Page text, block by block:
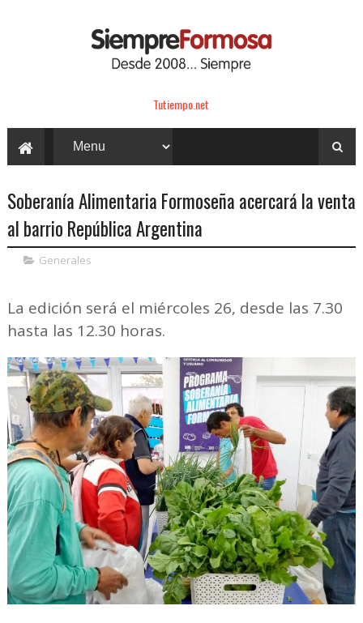
Tutiempo.net
Soberanía Alimentaria Formoseña acercará la venta
al barrio República Argentina
Generales
La edición será el miércoles 26, desde las 7.30
hasta las 12.30 horas.